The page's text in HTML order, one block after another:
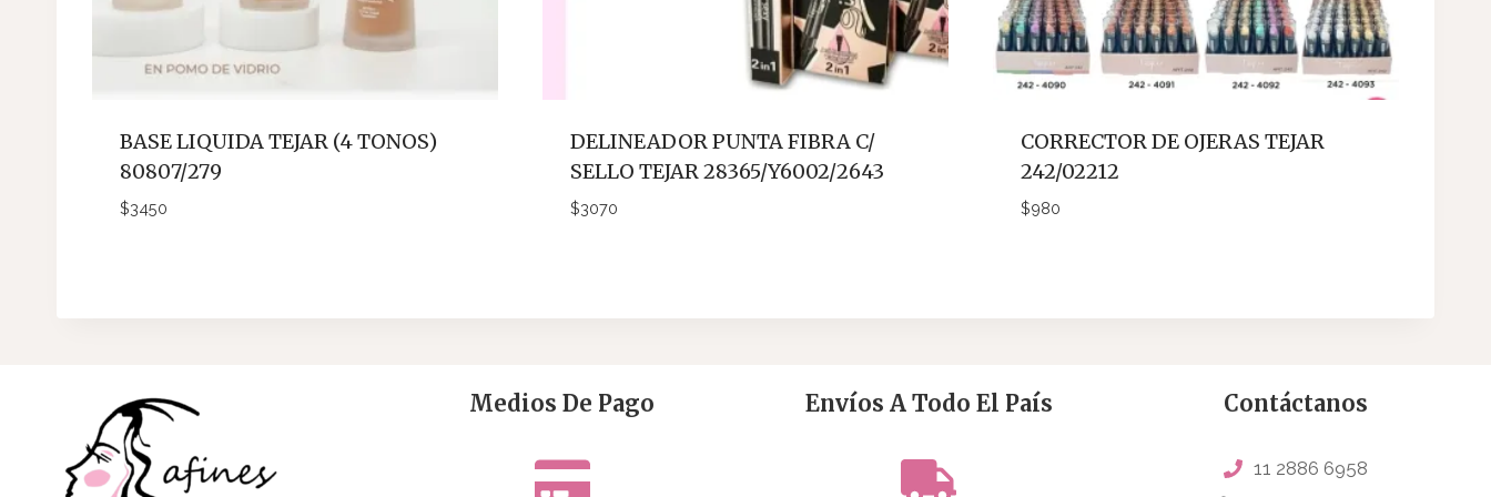
BASE LIQUIDA TEJAR (4 TONOS)
80807/279
$3450
DELINEADOR PUNTA FIBRA C/
SELLO TEJAR 28365/Y6002/2643
$3070
CORRECTOR DE OJERAS TEJAR
242/02212
$980
Medios De Pago Envíos A Todo El País Contáctanos
11 2886 6958